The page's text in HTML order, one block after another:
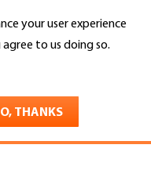
your user experience
to us doing so.
THANKS
Search
AG